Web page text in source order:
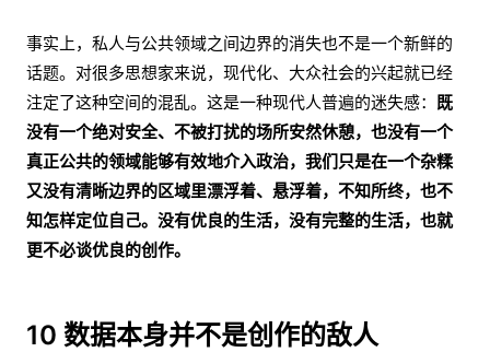
事实上，私人与公共领域之间边界的消失也不是一个新鲜的
话题。对很多思想家来说，现代化、大众社会的兴起就已经
注定了这种空间的混乱。这是一种现代人普遍的迷失感： 既
没有一个绝对安全、不被打扰的场所安然休憩，也没有一个
真正公共的领域能够有效地介入政治，我们只是在一个杂糅
又没有清晰边界的区域里漂浮着、悬浮着，不知所终，也不
知怎样定位自己。没有优良的生活，没有完整的生活，也就
更不必谈优良的创作。
10 数据本身并不是创作的敌人